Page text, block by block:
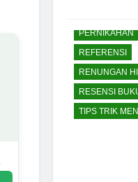
PERNIKAHAN
REFERENSI
RENUNGAN
RESENSI
TIPS TRIK